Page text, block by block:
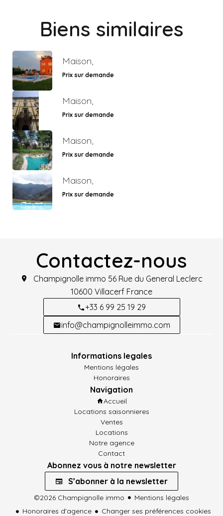
Biens similaires
Maison,
Prix sur demande
Maison,
Prix sur demande
Maison,
Prix sur demande
Maison,
Prix sur demande
Contactez-nous
Champignolle immo 56 Rue du General Leclerc
10600 Villacerf France
+33 6 99 25 19 29
info@champignolleimmo.com
Informations legales
Mentions légales
Honoraires
Navigation
Accueil
Locations saisonnieres
Ventes
Locations
Notre agence
Contact
Abonnez vous à notre newsletter
S’abonner à la newsletter
©2026 Champignolle immo
Mentions légales
Honoraires d'agence
Changer ses préférences cookies